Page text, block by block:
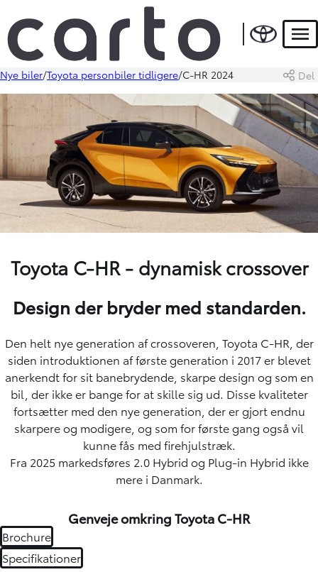
Nye biler Toyota personbiler tidligere C-HR 2024 Del
Toyota C-HR - dynamisk crossover
Design der bryder med standarden.
Den helt nye generation af crossoveren, Toyota C-HR, der
siden introduktionen af første generation i 2017 er blevet
anerkendt for sit banebrydende, skarpe design og som en
bil, der ikke er bange for at skille sig ud. Disse kvaliteter
fortsætter med den nye generation, der er gjort endnu
skarpere og modigere, og som for første gang også vil
kunne fås med firehjulstræk.
Fra 2025 markedsføres 2.0 Hybrid og Plug-in Hybrid ikke
mere i Danmark.
Genveje omkring Toyota C-HR
Brochure
Specifikationer